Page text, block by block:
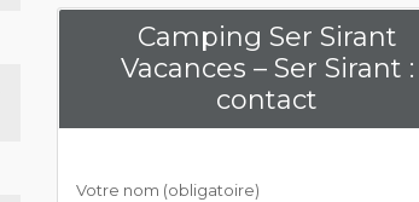
Camping Ser Sirant
Vacances – Ser Sirant :
contact
Votre nom (obligatoire)